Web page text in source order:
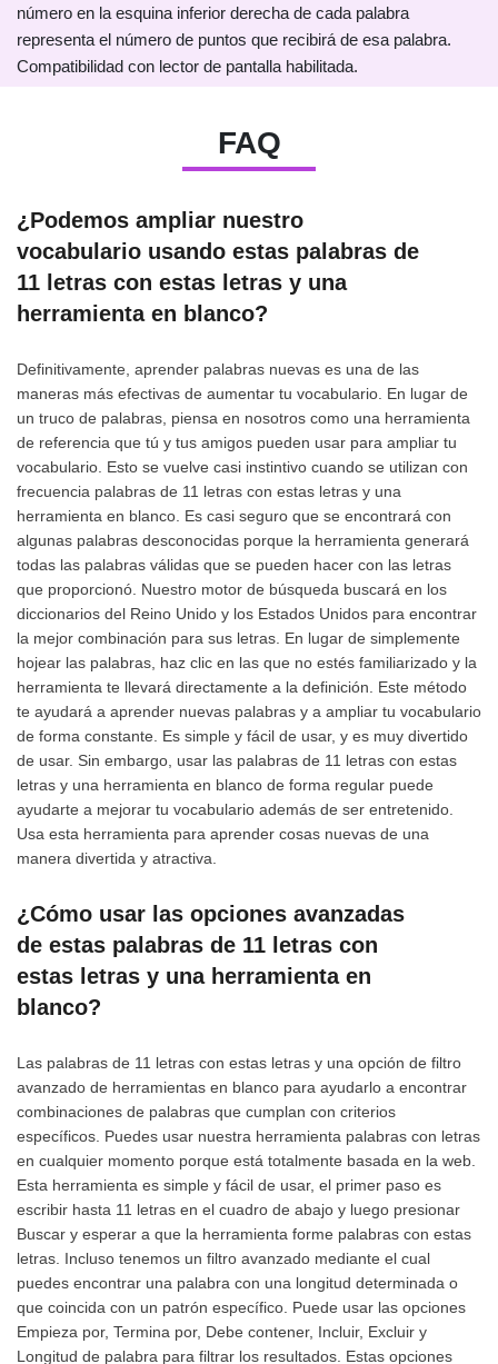
número en la esquina inferior derecha de cada palabra
representa el número de puntos que recibirá de esa palabra.
Compatibilidad con lector de pantalla habilitada.
FAQ
¿Podemos ampliar nuestro
vocabulario usando estas palabras de
11 letras con estas letras y una
herramienta en blanco?
Definitivamente, aprender palabras nuevas es una de las
maneras más efectivas de aumentar tu vocabulario. En lugar de
un truco de palabras, piensa en nosotros como una herramienta
de referencia que tú y tus amigos pueden usar para ampliar tu
vocabulario. Esto se vuelve casi instintivo cuando se utilizan con
frecuencia palabras de 11 letras con estas letras y una
herramienta en blanco. Es casi seguro que se encontrará con
algunas palabras desconocidas porque la herramienta generará
todas las palabras válidas que se pueden hacer con las letras
que proporcionó. Nuestro motor de búsqueda buscará en los
diccionarios del Reino Unido y los Estados Unidos para encontrar
la mejor combinación para sus letras. En lugar de simplemente
hojear las palabras, haz clic en las que no estés familiarizado y la
herramienta te llevará directamente a la definición. Este método
te ayudará a aprender nuevas palabras y a ampliar tu vocabulario
de forma constante. Es simple y fácil de usar, y es muy divertido
de usar. Sin embargo, usar las palabras de 11 letras con estas
letras y una herramienta en blanco de forma regular puede
ayudarte a mejorar tu vocabulario además de ser entretenido.
Usa esta herramienta para aprender cosas nuevas de una
manera divertida y atractiva.
¿Cómo usar las opciones avanzadas
de estas palabras de 11 letras con
estas letras y una herramienta en
blanco?
Las palabras de 11 letras con estas letras y una opción de filtro
avanzado de herramientas en blanco para ayudarlo a encontrar
combinaciones de palabras que cumplan con criterios
específicos. Puedes usar nuestra herramienta palabras con letras
en cualquier momento porque está totalmente basada en la web.
Esta herramienta es simple y fácil de usar, el primer paso es
escribir hasta 11 letras en el cuadro de abajo y luego presionar
Buscar y esperar a que la herramienta forme palabras con estas
letras. Incluso tenemos un filtro avanzado mediante el cual
puedes encontrar una palabra con una longitud determinada o
que coincida con un patrón específico. Puede usar las opciones
Empieza por, Termina por, Debe contener, Incluir, Excluir y
Longitud de palabra para filtrar los resultados. Estas opciones